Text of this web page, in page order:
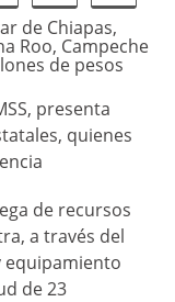
de Chiapas,
Roo, Campeche
de pesos
presenta
quienes
de recursos
a través del
equipamiento
de 23